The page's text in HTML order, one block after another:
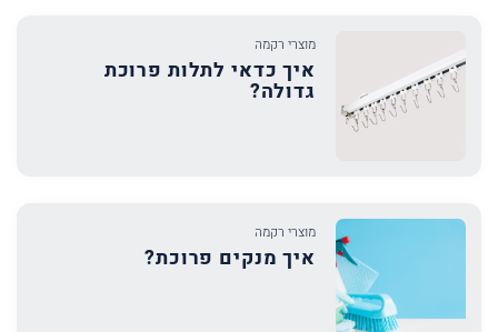
מוצרי רקמה
איך כדאי לתלות פרוכת
גדולה?
מוצרי רקמה
איך מנקים פרוכת?